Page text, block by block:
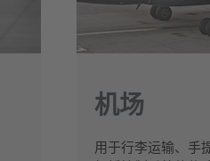
机场
用于行李运输、手